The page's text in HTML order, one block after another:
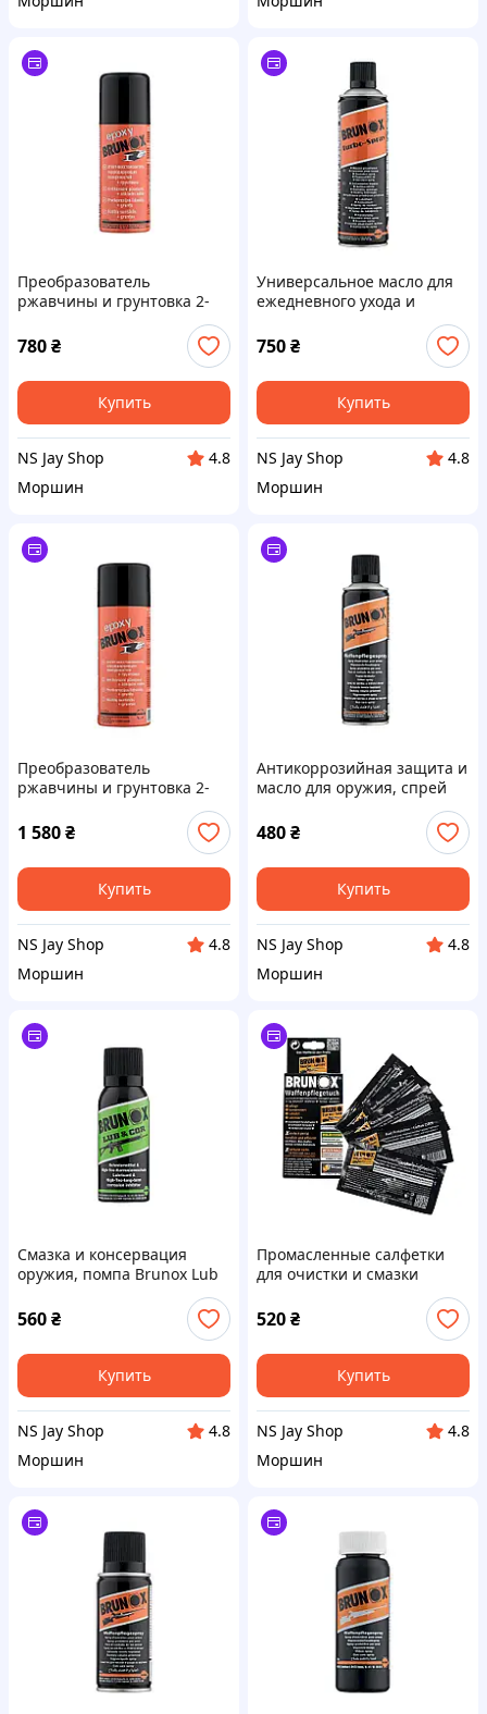
Преобразователь
ржавчины и грунтовка 2-
в-1, спрей Brunox Epoxy 150
ml
780₴
Купить
NS Jay Shop
4.8
Моршин
Универсальное масло для
ежедневного ухода и
спрей Brunox Turbo-Spray
500ml
750₴
Купить
NS Jay Shop
4.8
Моршин
Преобразователь
ржавчины и грунтовка 2-
в-1, спрей Brunox Epoxy 400
ml
1 580₴
Купить
NS Jay Shop
4.8
Моршин
Антикоррозийная защита и
масло для оружия, спрей
480₴
Купить
NS Jay Shop
4.8
Моршин
Смазка и консервация
оружия, помпа Brunox Lub
560₴
Купить
NS Jay Shop
4.8
Моршин
Промасленные салфетки
для очистки и смазки
оружия Brunox Gun Care
5шт
520₴
Купить
NS Jay Shop
4.8
Моршин